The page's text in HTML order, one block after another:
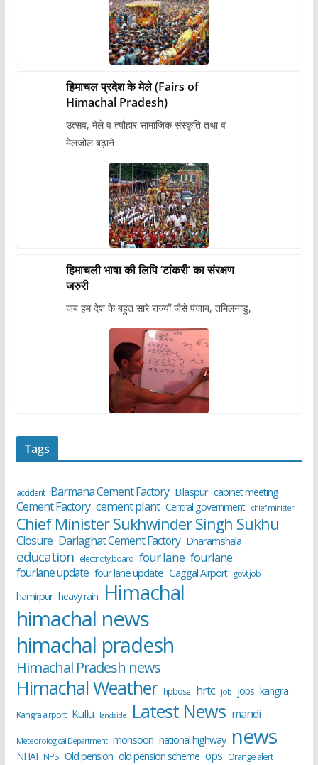
हिमाचल प्रदेश के मेले (Fairs of
Himachal Pradesh)
उत्सव, मेले व त्यौहार सामाजिक संस्कृति तथा व
मेलजोल बढ़ाने
हिमाचली भाषा की लिपि ‘टांकरी’ का संरक्षण
जरुरी
जब हम देश के बहुत सारे राज्यों जैसे पंजाब, तमिलनाडु,
Tags
accident Barmana Cement Factory Bilaspur cabinet meeting
Cement Factory cement plant Central government chief minister
Chief Minister Sukhwinder Singh Sukhu
Closure Darlaghat Cement Factory Dharamshala
education electricity board four lane fourlane
fourlane update four lane update Gaggal Airport govt job
hamirpur heavy rain Himachal
himachal news
himachal pradesh
Himachal Pradesh news
Himachal Weather hpbose hrtc job jobs kangra
Kangra airport Kullu landslide Latest News mandi
Meteorological Department monsoon national highway news
NHAI NPS Old pension old pension scheme ops Orange alert